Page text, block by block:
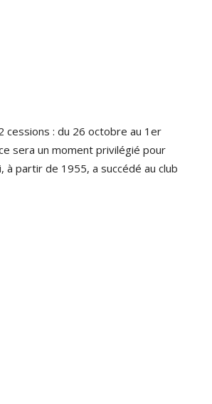
cessions : du 26 octobre au 1er
sera un moment privilégié pour
partir de 1955, a succédé au club